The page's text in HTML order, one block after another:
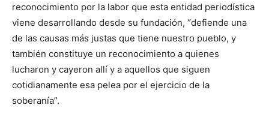
reconocimiento por la labor que esta entidad periodística
viene desarrollando desde su fundación, “defiende una
de las causas más justas que tiene nuestro pueblo, y
también constituye un reconocimiento a quienes
lucharon y cayeron allí y a aquellos que siguen
cotidianamente esa pelea por el ejercicio de la
soberanía”.